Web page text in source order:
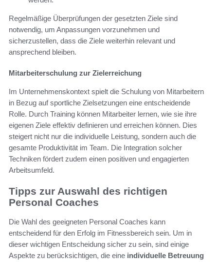
Regelmäßige Überprüfungen der gesetzten Ziele sind
notwendig, um Anpassungen vorzunehmen und
sicherzustellen, dass die Ziele weiterhin relevant und
ansprechend bleiben.
Mitarbeiterschulung zur Zielerreichung
Im Unternehmenskontext spielt die Schulung von Mitarbeitern
in Bezug auf sportliche Zielsetzungen eine entscheidende
Rolle. Durch Training können Mitarbeiter lernen, wie sie ihre
eigenen Ziele effektiv definieren und erreichen können. Dies
steigert nicht nur die individuelle Leistung, sondern auch die
gesamte Produktivität im Team. Die Integration solcher
Techniken fördert zudem einen positiven und engagierten
Arbeitsumfeld.
Tipps zur Auswahl des richtigen
Personal Coaches
Die Wahl des geeigneten Personal Coaches kann
entscheidend für den Erfolg im Fitnessbereich sein. Um in
dieser wichtigen Entscheidung sicher zu sein, sind einige
Aspekte zu berücksichtigen, die eine individuelle Betreuung